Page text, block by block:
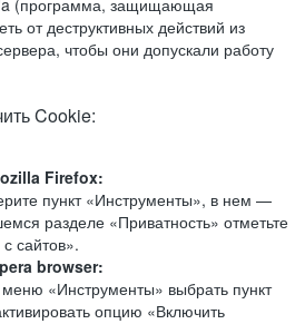
(программа, защищающая
от деструктивных действий из
чтобы они допускали работу
Cookie:
Firefox:
пункт «Инструменты», в нем —
разделе «Приватность» отметьте
сайтов».
browser:
«Инструменты» выбрать пункт
опцию «Включить